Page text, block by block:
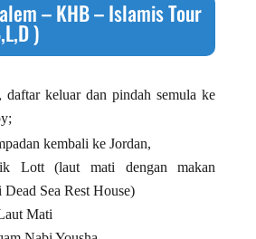
– KHB – Islamis Tour
)
daftar keluar dan pindah semula ke
kembali ke Jordan,
Lott (laut mati dengan makan
Dead Sea Rest House)
Mati